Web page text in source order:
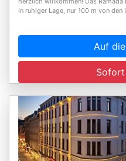
in ruhiger Lage, nur 100 m von den
Auf